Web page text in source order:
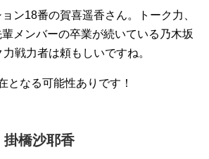
ン18番の賀喜遥香さん。トーク力、
メンバーの卒業が続いている乃木坂
戦力者は頼もしいですね。
となる可能性ありです！
掛橋沙耶香